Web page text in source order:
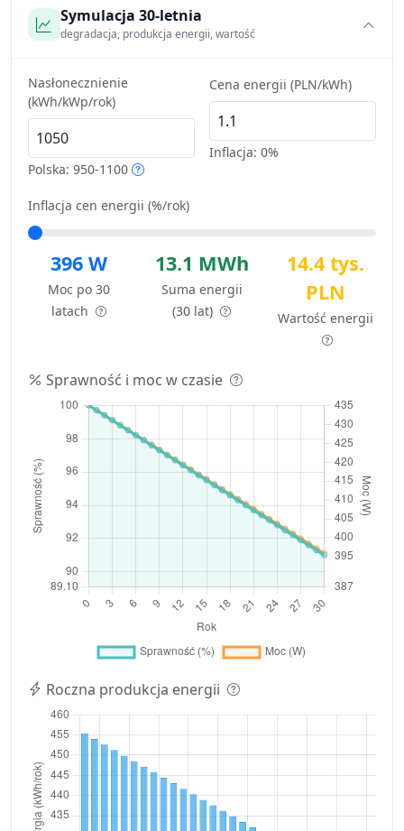
Symulacja 30-letnia
degradacja, produkcja energii, wartość
Nasłonecznienie
(kWh/kWp/rok)
Polska: 950-1100
Cena energii (PLN/kWh)
Inflacja: 0%
Inflacja cen energii (%/rok)
396 W
Moc po 30
latach
13.1 MWh
Suma energii
(30 lat)
14.4 tys.
PLN
Wartość energii
Sprawność i moc w czasie
Roczna produkcja energii